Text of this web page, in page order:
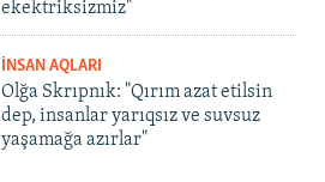
ekektriksizmiz"
İNSAN AQLARI
Olğa Skrıpnık: "Qırım azat etilsin
dep, insanlar yarıqsız ve suvsuz
yaşamağa azırlar"